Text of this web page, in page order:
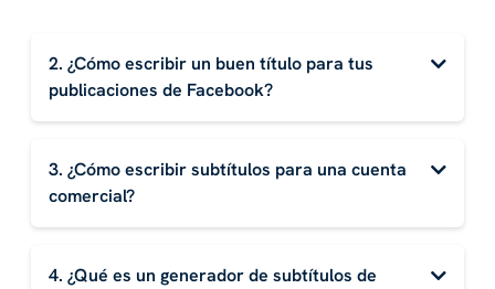
2. ¿Cómo escribir un buen título para tus
publicaciones de Facebook?
3. ¿Cómo escribir subtítulos para una cuenta
comercial?
4. ¿Qué es un generador de subtítulos de